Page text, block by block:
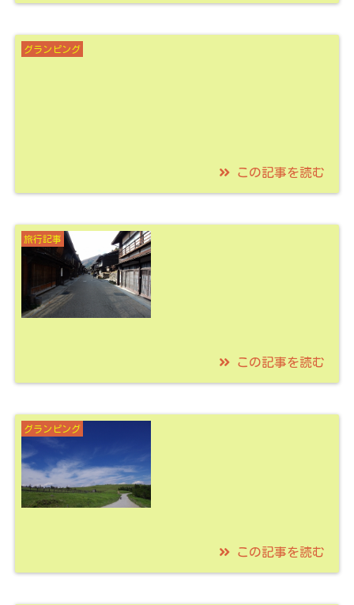
阿佐海岸鉄道でDMVに
乗車するツアーはいか
グランピング
京都丹後鉄道から行け
るおススメのグランピ
ング施設を3つ紹
介！！
この記事を読む
旅行記事
しなの鉄道で鉄印旅！
江戸の宿場町散策や、
雷電為右衛門の生家見
学も！
この記事を読む
グランピング
この記事を読む